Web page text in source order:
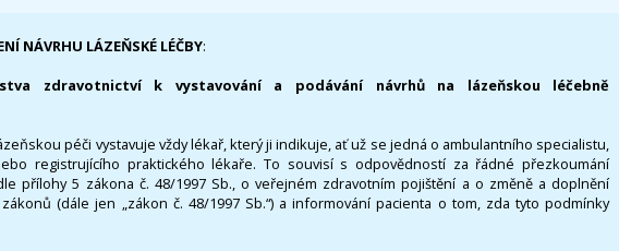
NÁVRHU LÁZEŇSKÉ LÉČBY:
zdravotnictví k vystavování a podávání návrhů na lázeňskou léčebně
péči vystavuje vždy lékař, který ji indikuje, ať už se jedná o ambulantního specialistu,
registrujícího praktického lékaře. To souvisí s odpovědností za řádné přezkoumání
přílohy 5 zákona č. 48/1997 Sb., o veřejném zdravotním pojištění a o změně a doplnění
(dále jen „zákon č. 48/1997 Sb.“) a informování pacienta o tom, zda tyto podmínky